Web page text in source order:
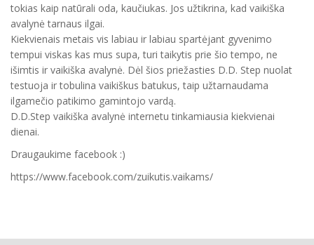
tokias kaip natūrali oda, kaučiukas. Jos užtikrina, kad vaikiška
avalynė tarnaus ilgai.
Kiekvienais metais vis labiau ir labiau spartėjant gyvenimo
tempui viskas kas mus supa, turi taikytis prie šio tempo, ne
išimtis ir vaikiška avalynė. Dėl šios priežasties D.D. Step nuolat
testuoja ir tobulina vaikiškus batukus, taip užtarnaudama
ilgamečio patikimo gamintojo vardą.
D.D.Step vaikiška avalynė internetu tinkamiausia kiekvienai
dienai.
Draugaukime facebook :)
https://www.facebook.com/zuikutis.vaikams/